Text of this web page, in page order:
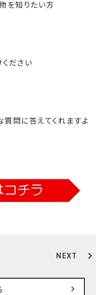
を知りたい方
ださい
質問に答えてくれますよ
NEXT chevron_right